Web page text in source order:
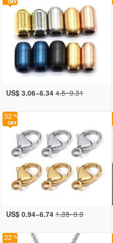
US$ 3.06~6.34 4.5~9.31
32
US$ 0.94~6.74 1.38~9.9
32